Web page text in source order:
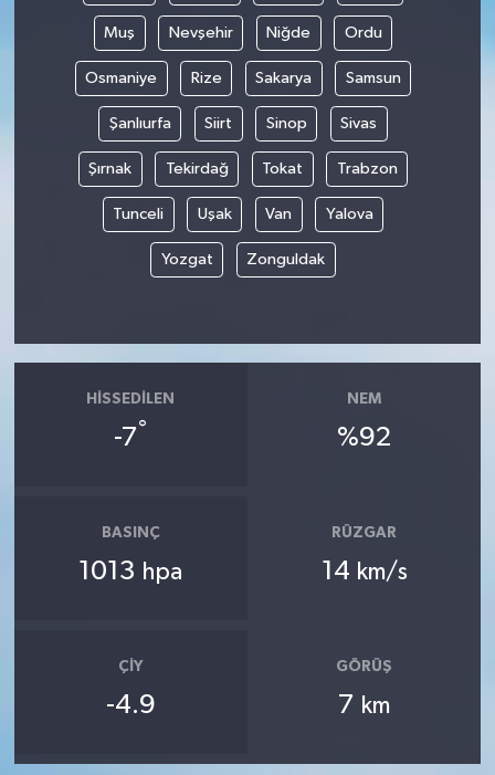
Muş Nevşehir Niğde Ordu
Osmaniye Rize Sakarya Samsun
Şanlıurfa Siirt Sinop Sivas
Şırnak Tekirdağ Tokat Trabzon
Tunceli Uşak Van Yalova
Yozgat Zonguldak
HISSEDILEN
-7°
NEM
%92
BASINÇ
1013 hpa
RÜZGAR
14 km/s
ÇIY
-4.9
GÖRÜŞ
7 km